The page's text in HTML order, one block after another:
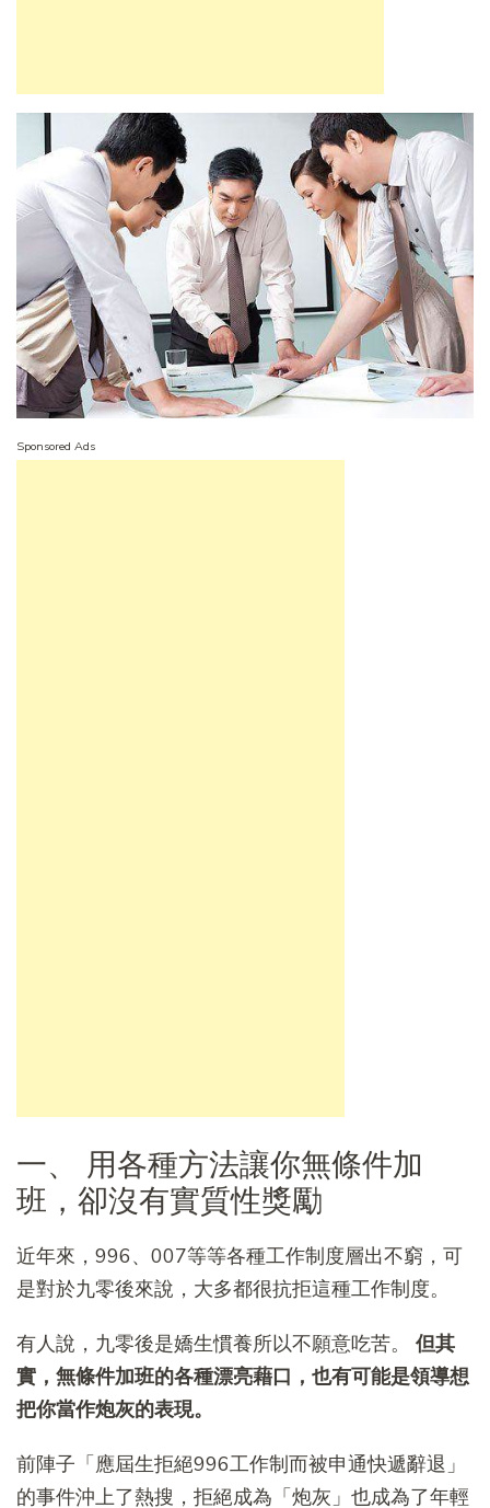
Sponsored Ads
一、 用各種方法讓你無條件加
班，卻沒有實質性獎勵
近年來，996、007等等各種工作制度層出不窮，可
是對於九零後來說，大多都很抗拒這種工作制度。
有人說，九零後是嬌生慣養所以不願意吃苦。 但其
實，無條件加班的各種漂亮藉口，也有可能是領導想
把你當作炮灰的表現。
前陣子「應屆生拒絕996工作制而被申通快遞辭退」
的事件沖上了熱搜，拒絕成為「炮灰」也成為了年輕